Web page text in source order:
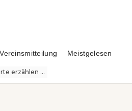
Vereinsmitteilung Meistgelesen
erzählen ...